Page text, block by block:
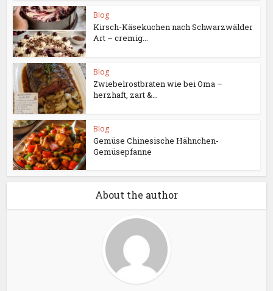
Blog
Kirsch-Käsekuchen nach Schwarzwälder
Art – cremig...
Blog
Zwiebelrostbraten wie bei Oma –
herzhaft, zart &...
Blog
Gemüse Chinesische Hähnchen-
Gemüsepfanne
About the author